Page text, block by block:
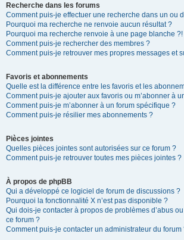
Recherche dans les forums
Comment puis-je effectuer une recherche dans un ou
Pourquoi ma recherche ne renvoie aucun résultat ?
Pourquoi ma recherche renvoie à une page blanche ?!
Comment puis-je rechercher des membres ?
Comment puis-je retrouver mes propres messages et
Favoris et abonnements
Quelle est la différence entre les favoris et les
Comment puis-je ajouter aux favoris ou m’abonner à
Comment puis-je m’abonner à un forum spécifique ?
Comment puis-je résilier mes abonnements ?
Pièces jointes
Quelles pièces jointes sont autorisées sur ce forum ?
Comment puis-je retrouver toutes mes pièces jointes ?
À propos de phpBB
Qui a développé ce logiciel de forum de discussions ?
Pourquoi la fonctionnalité X n’est pas disponible ?
Qui dois-je contacter à propos de problèmes d’abus
ce forum ?
Comment puis-je contacter un administrateur du forum